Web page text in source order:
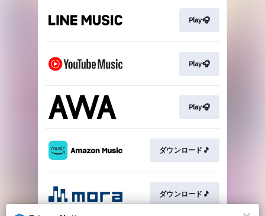
Play🎧
Play🎧
Play🎧
ダウンロード🎵
ダウンロード🎵